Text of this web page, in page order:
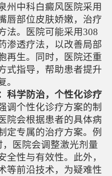
中科白癜风医院采用
唇部位皮肤娇嫩，治疗
法。医院可能采用308
渗透疗法，以改善局部
再生。同时，医院还重
式指导，帮助患者提升
。
科学防治，个性化诊疗
个性化诊疗方案的制
院会根据患者的具体病
定专属的治疗方案。例
医院会调整激光剂量
全性与有效性。此外，
等前沿技术，为疑难性